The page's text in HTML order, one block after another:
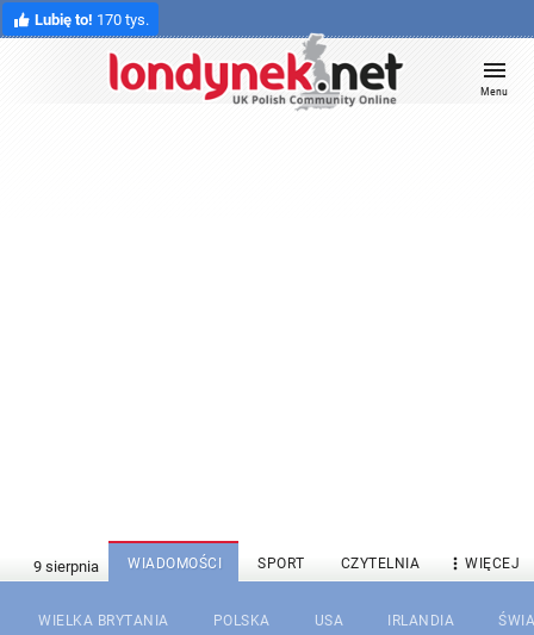
Lubię to! 170 tys.
Menu
WIADOMOŚCI SPORT CZYTELNIA  WIĘCEJ
WIELKA BRYTANIA POLSKA USA IRLANDIA